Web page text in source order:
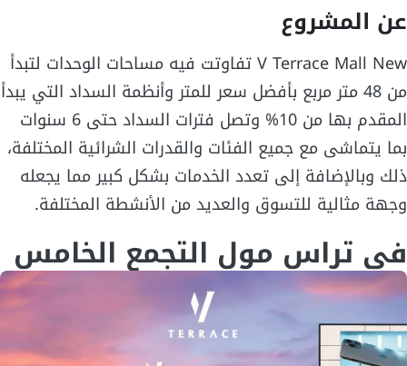
عن المشروع
V Terrace Mall New تفاوتت فيه مساحات الوحدات لتبدأ
من 48 متر مربع بأفضل سعر للمتر وأنظمة السداد التي يبدأ
المقدم بها من 10% وتصل فترات السداد حتى 6 سنوات
بما يتماشى مع جميع الفئات والقدرات الشرائية المختلفة،
ذلك وبالإضافة إلى تعدد الخدمات بشكل كبير مما يجعله
وجهة مثالية للتسوق والعديد من الأنشطة المختلفة.
في تراس مول التجمع الخامس